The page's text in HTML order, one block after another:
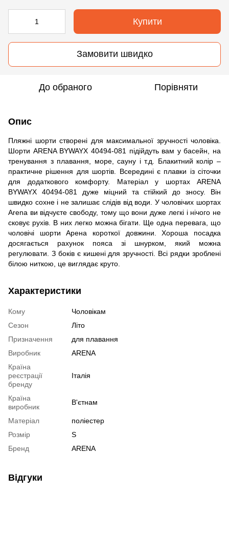
Купити
Замовити швидко
До обраного Порівняти
Опис
Пляжні шорти створені для максимальної зручності чоловіка.
Шорти ARENA BYWAYX 40494-081 підійдуть вам у басейн, на
тренування з плавання, море, сауну і т.д. Блакитний колір –
практичне рішення для шортів. Всередині є плавки із сіточки
для додаткового комфорту. Матеріал у шортах ARENA
BYWAYX 40494-081 дуже міцний та стійкий до зносу. Він
швидко сохне і не залишає слідів від води. У чоловічих шортах
Arena ви відчуєте свободу, тому що вони дуже легкі і нічого не
сковує рухів. В них легко можна бігати. Ще одна перевага, що
чоловічі шорти Арена короткої довжини. Хороша посадка
досягається рахунок пояса зі шнурком, який можна
регулювати. З боків є кишені для зручності. Всі рядки зроблені
білою ниткою, це виглядає круто.
Характеристики
Кому
Чоловікам
Сезон
Літо
Призначення
для плавання
Виробник
ARENA
Країна
реєстрації
бренду
Італія
Країна
виробник
В'єтнам
Матеріал
поліестер
Розмір
S
Бренд
ARENA
Відгуки